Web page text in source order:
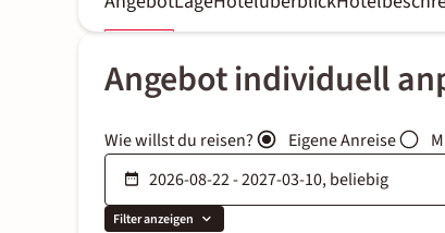
Angebot individuell
Wie willst du reisen? Eigene Anreise
Filter anzeigen